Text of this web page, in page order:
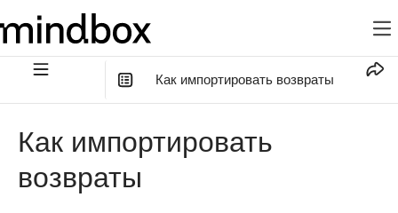
Как импортировать возвраты
Шаг 1. Выберите действие с данными
Шаг 2. Подготовьте и загрузите файл
Как импортировать
возвраты